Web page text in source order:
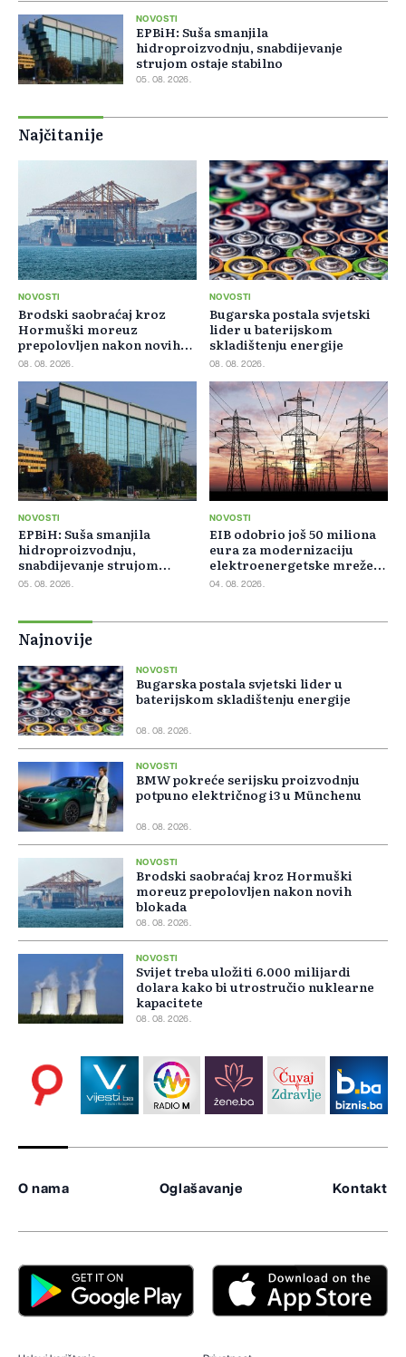
NOVOSTI
EPBiH: Suša smanjila
hidroproizvodnju, snabdijevanje
strujom ostaje stabilno
05. 08. 2026.
Najčitanije
NOVOSTI
Brodski saobraćaj kroz
Hormuški moreuz
prepolovljen nakon novih
blokada
08. 08. 2026.
NOVOSTI
Bugarska postala svjetski
lider u baterijskom
skladištenju energije
08. 08. 2026.
NOVOSTI
EPBiH: Suša smanjila
hidroproizvodnju,
snabdijevanje strujom
ostaje stabilno
05. 08. 2026.
NOVOSTI
EIB odobrio još 50 miliona
eura za modernizaciju
elektroenergetske mreže
Slovačke
04. 08. 2026.
Najnovije
NOVOSTI
Bugarska postala svjetski lider u
baterijskom skladištenju energije
08. 08. 2026.
NOVOSTI
BMW pokreće serijsku proizvodnju
potpuno električnog i3 u Münchenu
08. 08. 2026.
NOVOSTI
Brodski saobraćaj kroz Hormuški
moreuz prepolovljen nakon novih
blokada
08. 08. 2026.
NOVOSTI
Svijet treba uložiti 6.000 milijardi
dolara kako bi utrostručio nuklearne
kapacitete
08. 08. 2026.
O nama Oglašavanje Kontakt